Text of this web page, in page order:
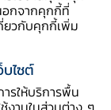
ะไม่มีผลทาง
อกจากคุกกี้ที่
ยวกับคุกกี้เพิ่ม
ไซต์
รให้บริการพื้น